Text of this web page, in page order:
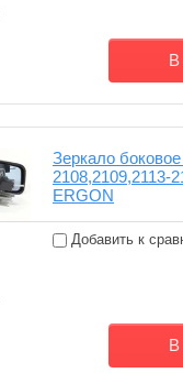
В
Зеркало
2108,2109,2113-
ERGON
Добавить к
В